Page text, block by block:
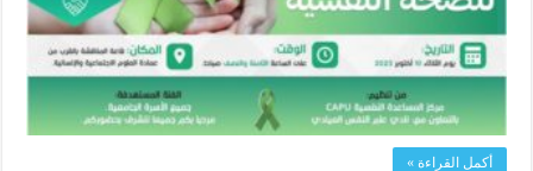
أكمل القراءة »